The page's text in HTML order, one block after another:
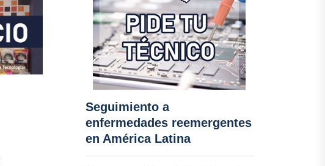
Seguimiento a
enfermedades reemergentes
en América Latina